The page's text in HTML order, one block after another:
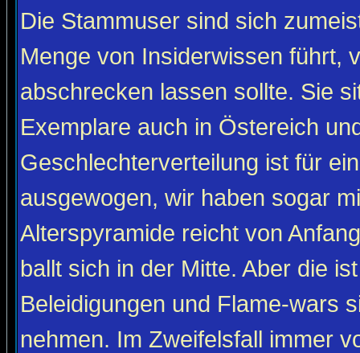
Die Stammuser sind sich
Menge von Insiderwissen führt,
abschrecken lassen sollte. Sie
Exemplare auch in Östereich
Geschlechterverteilung ist für
ausgewogen, wir haben sogar
Alterspyramide reicht von
ballt sich in der Mitte. Aber die
Beleidigungen und Flame-wars
nehmen. Im Zweifelsfall immer